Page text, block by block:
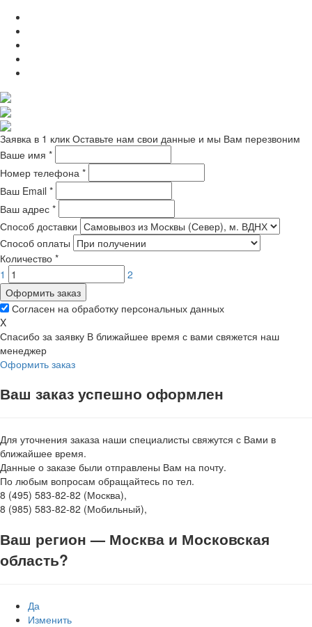
Заявка в 1 клик Оставьте нам свои данные и мы Вам перезвоним
Ваше имя *
Номер телефона *
Ваш Email *
Ваш адрес *
Способ доставки
Способ оплаты
Количество *
1
2
Оформить заказ
Согласен на обработку персональных данных
X
Спасибо за заявку В ближайшее время с вами свяжется наш
менеджер
Оформить заказ
Ваш заказ успешно оформлен
Для уточнения заказа наши специалисты свяжутся с Вами в
ближайшее время.
Данные о заказе были отправлены Вам на почту.
По любым вопросам обращайтесь по тел.
8 (495) 583-82-82 (Москва),
8 (985) 583-82-82 (Мобильный),
Ваш регион — Москва и Московская
область?
Да
Изменить